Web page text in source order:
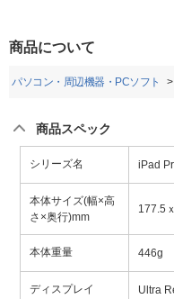
商品について
パソコン・周辺機器・PCソフト
商品スペック
シリーズ名 iPad
本体サイズ(幅×高
さ×奥行)mm
177.5
本体重量 446g
ディスプレイ
Ultra